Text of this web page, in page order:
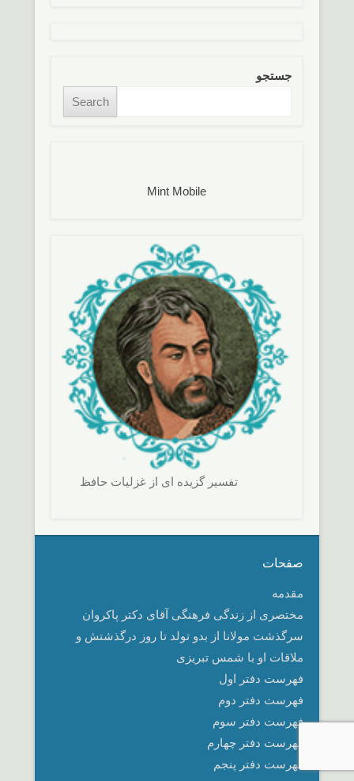
جستجو
Search
Mint Mobile
تفسير گزيده ای از غزليات حافظ
صفحات
مقدمه
مختصری از زندگی فرهنگی آقای دکتر پاکروان
سرگذشت مولانا از بدو تولد تا روز درگذشتش و
ملاقات او با شمس تبریزی
فهرست دفتر اول
فهرست دفتر دوم
فهرست دفتر سوم
فهرست دفتر چهارم
فهرست دفتر پنجم